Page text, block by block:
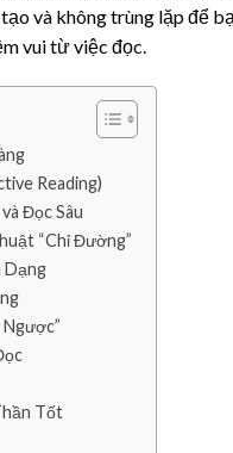
và không trùng lặp để
vui từ việc đọc.
Reading)
Đọc Sâu
“Chỉ Đường”
Dạng
Tốt